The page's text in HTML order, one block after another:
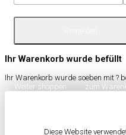
Ihr Warenkorb wurde befüllt
Ihr Warenkorb wurde soeben mit ?
Weiter shoppen
zum
Diese Website